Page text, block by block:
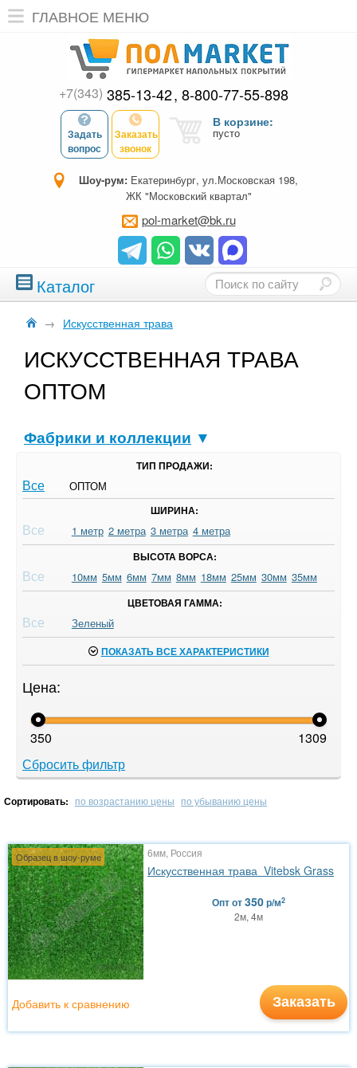
ГЛАВНОЕ МЕНЮ
+7(343) 385-13-42 8-800-77-55-898
Задать
вопрос
Заказать
звонок
В корзине:
пусто
Шоу-рум: Екатеринбург, ул.Московская 198,
ЖК "Московский квартал"
pol-market@bk.ru
Каталог
→ Искусственная трава
ИСКУССТВЕННАЯ ТРАВА
ОПТОМ
Фабрики и коллекции ▼
ТИП ПРОДАЖИ:
Все ОПТОМ
ШИРИНА:
Все 1 метр 2 метра 3 метра 4 метра
ВЫСОТА ВОРСА:
Все 10мм 5мм 6мм 7мм 8мм 18мм 25мм 30мм 35мм
ЦВЕТОВАЯ ГАММА:
Все Зеленый
ПОКАЗАТЬ ВСЕ ХАРАКТЕРИСТИКИ
Цена:
350
1309
Сбросить фильтр
Сортировать: по возрастанию цены по убыванию цены
Образец в шоу-руме 6мм, Россия
Искусственная трава Vitebsk Grass
Оптот350р/м2
2м, 4м
Заказать
Добавить к сравнению